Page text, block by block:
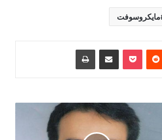
مايكروسوفت
‏Reddit
‫Pocket مشاركة عبر البريد طباعة